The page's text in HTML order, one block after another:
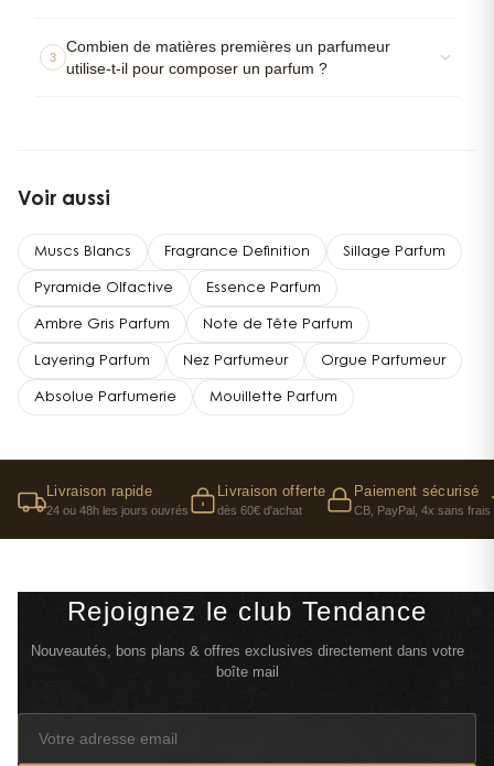
3
Combien de matières premières un parfumeur
utilise-t-il pour composer un parfum ?
Voir aussi
Muscs Blancs Fragrance Definition Sillage Parfum
Pyramide Olfactive Essence Parfum
Ambre Gris Parfum Note de Tête Parfum
Layering Parfum Nez Parfumeur Orgue Parfumeur
Absolue Parfumerie Mouillette Parfum
Livraison rapide
24 ou 48h les jours ouvrés
Livraison offerte
dès 60€ d'achat
Paiement sécurisé
CB, PayPal, 4x sans frais
Rejoignez le club Tendance
Nouveautés, bons plans & offres exclusives directement dans votre
boîte mail